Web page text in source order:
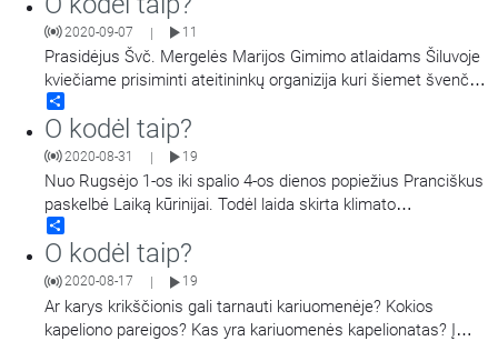
2020-09-07 | 11
Prasidėjus Švč. Mergelės Marijos Gimimo atlaidams Šiluvoje
kviečiame prisiminti ateitininkų organizija kuri šiemet švenčia
110 metų jubiliejų. Kas tai? Kuo pasižymi geras ateitininkas?
Atsakymus pateiks Kauno krašto ateitininkų dvasios tėvas
kun. Nerijus Pipiras.
O kodėl taip?
2020-08-31 | 19
Nuo Rugsėjo 1-os iki spalio 4-os dienos popiežius Pranciškus
paskelbė Laiką kūrinijai. Todėl laida skirta klimato
krizės temai. Terminus apžvelgs filosofas ir filosofijos
mokytojas Žygimantas Menčenkovas. Taip pat
girdėsite vaikų įžvalgas, kaip turėtume elgtis su gamta.
O kodėl taip?
2020-08-17 19
Ar karys krikščionis gali tarnauti kariuomenėje? Kokios
kapeliono pareigos? Kas yra kariuomenės kapelionatas? Į